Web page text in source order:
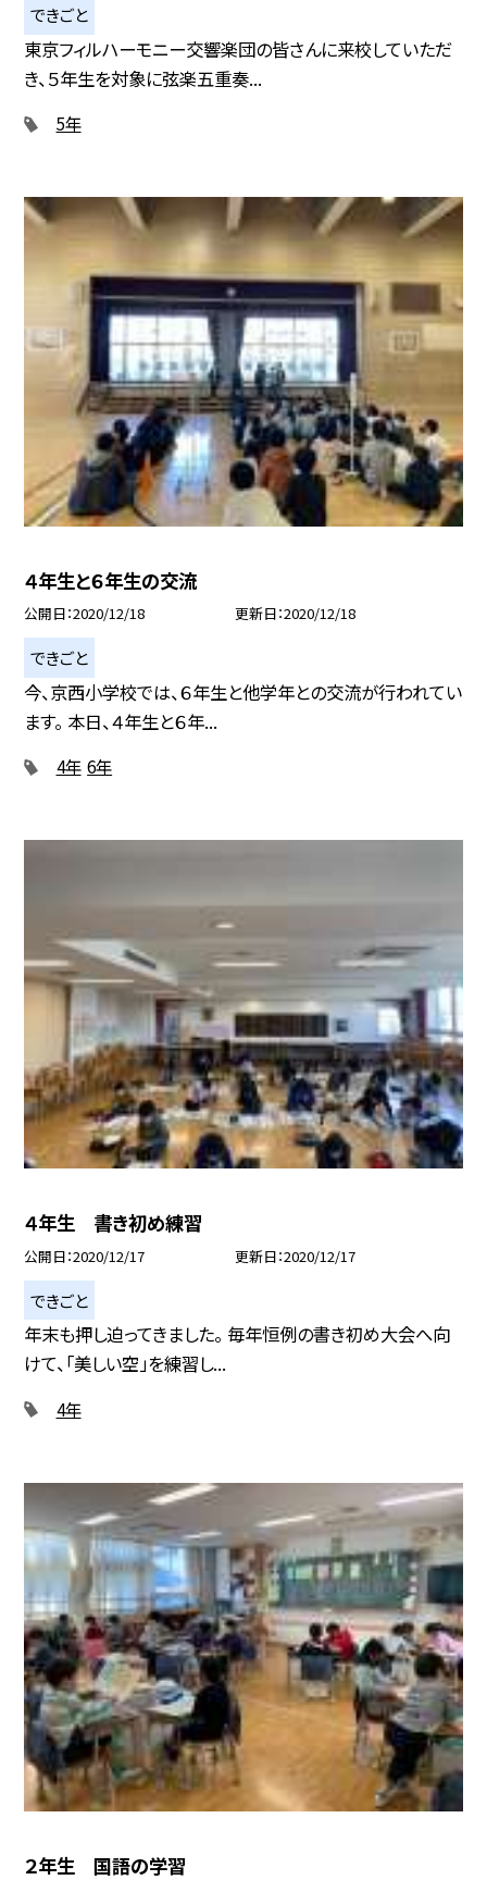
できごと
東京フィルハーモニー交響楽団の皆さんに来校していただ
き、５年生を対象に弦楽五重奏...
5年
４年生と６年生の交流
公開日 2020/12/18 更新日 2020/12/18
できごと
今、京西小学校では、６年生と他学年との交流が行われてい
ます。 本日、４年生と６年...
4年 6年
４年生 書き初め練習
公開日 2020/12/17 更新日 2020/12/17
できごと
年末も押し迫ってきました。 毎年恒例の書き初め大会へ向
けて、「美しい空」を練習し...
4年
２年生 国語の学習